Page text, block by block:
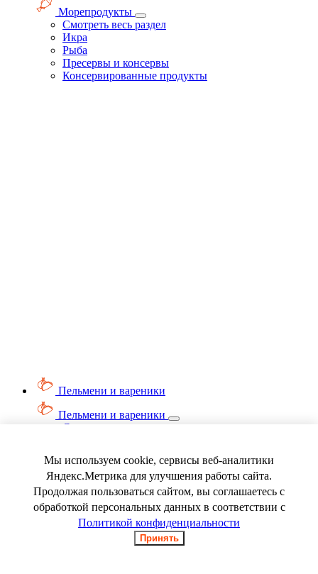
Морепродукты
Смотреть весь раздел
Икра
Рыба
Пресервы и консервы
Консервированные продукты
Пельмени и вареники
Пельмени и вареники
Смотреть весь раздел
Ягода замороженная
Мы используем cookie, сервисы веб-аналитики
Яндекс.Метрика для улучшения работы сайта.
Продолжая пользоваться сайтом, вы соглашаетесь с
обработкой персональных данных в соответствии с
Политикой конфиденциальности
Принять